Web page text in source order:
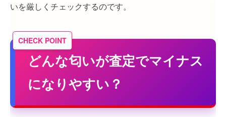
いを厳しくチェックするのです。
どんな匂いが査定でマイナス
になりやすい？